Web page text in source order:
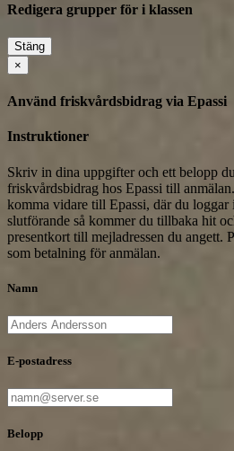
Redigera grupper för i klassen
Stäng
×
Använd friskvårdsbidrag via Epassi
Instruktioner
Skriv in dina uppgifter och ett belopp
friskvårdsbidrag hos Epassi till
komma vidare till Epassi, där du
slutförande så kommer du tillbaka hit
presentkort till mejladressen du angett.
som betalning för anmälan.
Namn
E-postadress
Belopp